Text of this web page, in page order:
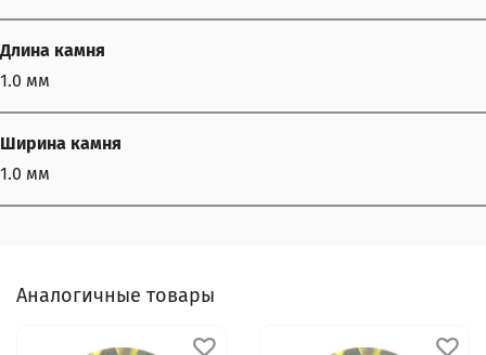
Длина камня
1.0 мм
Ширина камня
1.0 мм
Аналогичные товары